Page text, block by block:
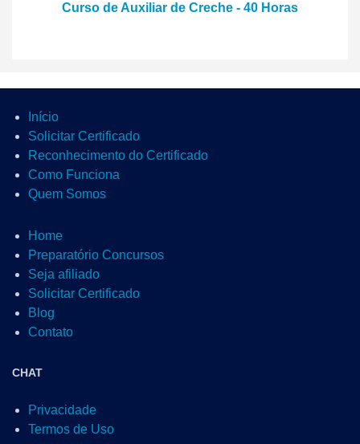
Curso de Auxiliar de Creche - 40 Horas
Início
Solicitar Certificado
Reconhecimento do Certificado
Como Funciona
Quem Somos
Home
Preparatório Concursos
Seja afiliado
Solicitar Certificado
Blog
Contato
CHAT
Privacidade
Termos de Uso